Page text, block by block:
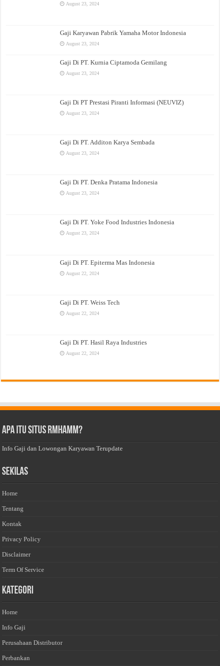
August 23, 2024
Gaji Karyawan Pabrik Yamaha Motor Indonesia
August 23, 2024
Gaji Di PT. Kurnia Ciptamoda Gemilang
August 23, 2024
Gaji Di PT Prestasi Piranti Informasi (NEUVIZ)
August 23, 2024
Gaji Di PT. Additon Karya Sembada
August 23, 2024
Gaji Di PT. Denka Pratama Indonesia
August 23, 2024
Gaji Di PT. Yoke Food Industries Indonesia
August 23, 2024
Gaji Di PT. Epiterma Mas Indonesia
August 22, 2024
Gaji Di PT. Weiss Tech
August 22, 2024
Gaji Di PT. Hasil Raya Industries
August 22, 2024
Apa Itu Situs Rmhamm?
Info Gaji dan Lowongan Karyawan Terupdate
Sekilas
Home
Tentang
Kontak
Privacy Policy
Disclaimer
Term Of Service
Kategori
Home
Info Gaji
Perusahaan Distributor
Perbankan